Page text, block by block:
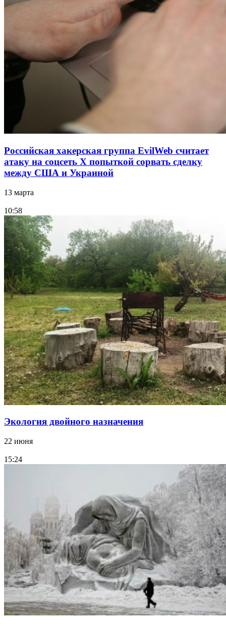
Российская хакерская группа EvilWeb считает
атаку на соцсеть Х попыткой сорвать сделку
между США и Украиной
13 марта
10:58
Экология двойного назначения
22 июня
15:24